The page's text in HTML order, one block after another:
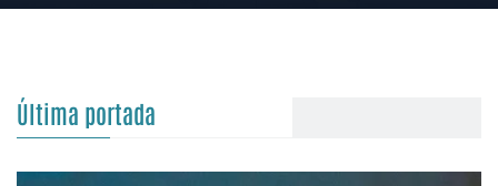
Última portada